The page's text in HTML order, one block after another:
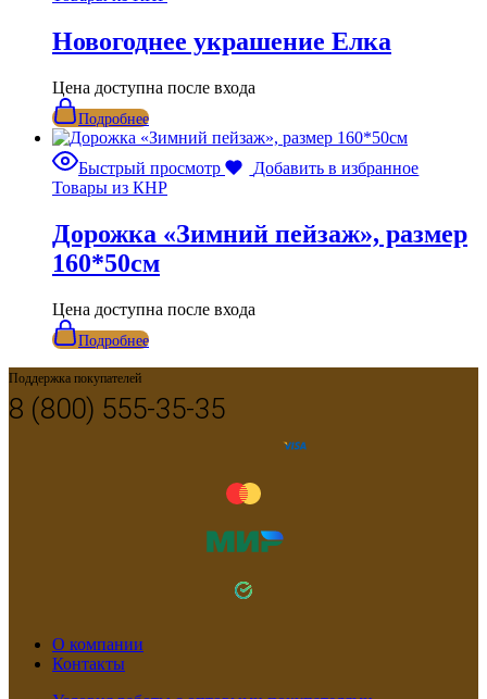
Новогоднее украшение Елка
Цена доступна после входа
Подробнее
Быстрый просмотр
Добавить в избранное
Товары из КНР
Дорожка «Зимний пейзаж», размер
160*50см
Цена доступна после входа
Подробнее
Поддержка покупателей
8 (800) 555-35-35
О компании
Контакты